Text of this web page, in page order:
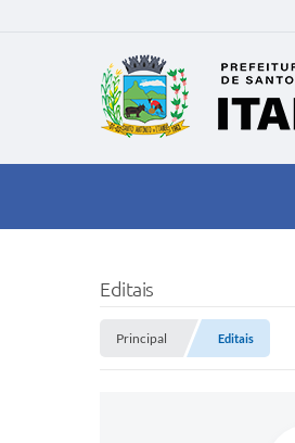
Editais
Principal Editais